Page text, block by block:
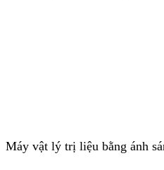
Máy vật lý trị liệu bằng ánh